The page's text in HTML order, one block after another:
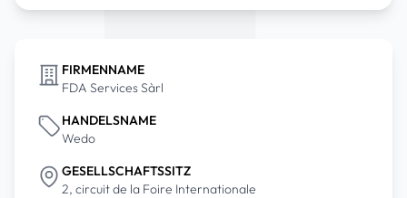
FIRMENNAME
FDA Services Sàrl
HANDELSNAME
Wedo
GESELLSCHAFTSSITZ
2, circuit de la Foire Internationale